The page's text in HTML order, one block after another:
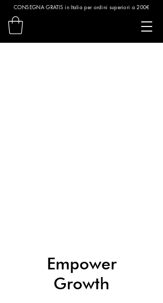
CONSEGNA GRATIS in Italia per ordini superiori a 200€
Empower
Growth